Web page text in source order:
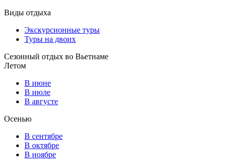
Виды отдыха
Экскурсионные туры
Туры на двоих
Сезонный отдых во Вьетнаме
Летом
В июне
В июле
В августе
Осенью
В сентябре
В октябре
В ноябре